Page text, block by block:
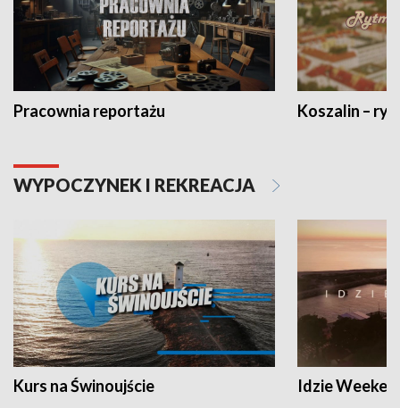
Pracownia reportażu Koszalin –
WYPOCZYNEK I REKREACJA
Kurs na Świnoujście Idzie